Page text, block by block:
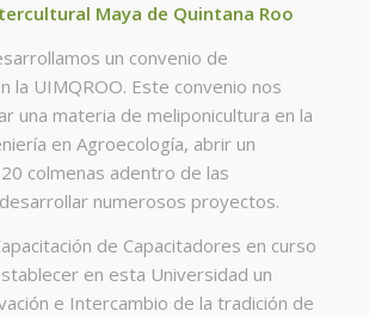
Maya de Quintana Roo
un convenio de
la UIMQROO. Este convenio nos
una materia de meliponicultura en la
en Agroecología, abrir un
colmenas adentro de las
numerosos proyectos.
de Capacitadores en curso
en esta Universidad un
e Intercambio de la tradición de